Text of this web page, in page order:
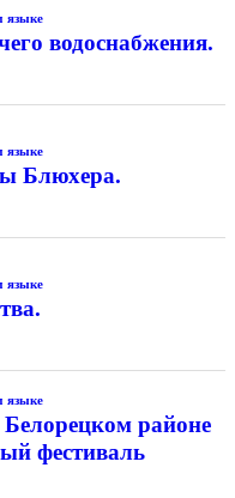
языке
водоснабжения.
языке
Блюхера.
языке
языке
Белорецком районе
фестиваль